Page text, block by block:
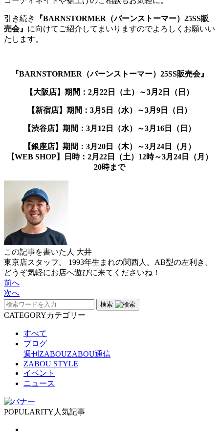
引き続き
『BARNSTORMER（バーンストーマー）25SS販
売会』 に向けてご紹介してまいりますのでよろしくお願いい
たします。
『BARNSTORMER（バーンストーマー）25SS販売会』
【大阪店】期間：2月22日（土）～3月2日（日）
【新宿店】期間：3月5日（水）～3月9日（日）
【渋谷店】期間：3月12日（水）～3月16日（日）
【銀座店】期間：3月20日（木）～3月24日（月）
【WEB SHOP】日時：2月22日（土）12時～3月24日（月）
20時まで
この記事を書いた人 大井
東京店スタッフ。 1993年生まれの関西人。AB型の左利き。
どうぞ気軽にお店へ遊びに来てくださいね！
前へ
次へ
検索
CATEGORYカテゴリー
すべて
ブログ
週刊ZABOUZABOU通信
ZABOU STYLE
イベント
ニュース
POPULARITY 人気記事